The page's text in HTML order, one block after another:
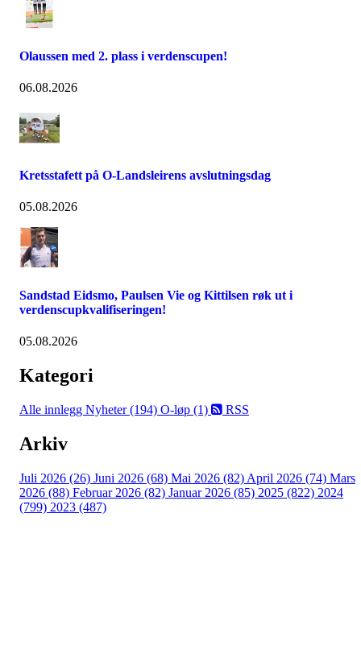
Olaussen med 2. plass i verdenscupen!
06.08.2026
Kretsstafett på O-Landsleirens avslutningsdag
05.08.2026
Sandstad Eidsmo, Paulsen Vie og Kittilsen røk ut i
verdenscupkvalifiseringen!
05.08.2026
Kategori
Alle innlegg Nyheter (194) O-løp (1) RSS
Arkiv
Juli 2026 (26) Juni 2026 (68) Mai 2026 (82) April 2026 (74) Mars
2026 (88) Februar 2026 (82) Januar 2026 (85) 2025 (822) 2024
(799) 2023 (487)